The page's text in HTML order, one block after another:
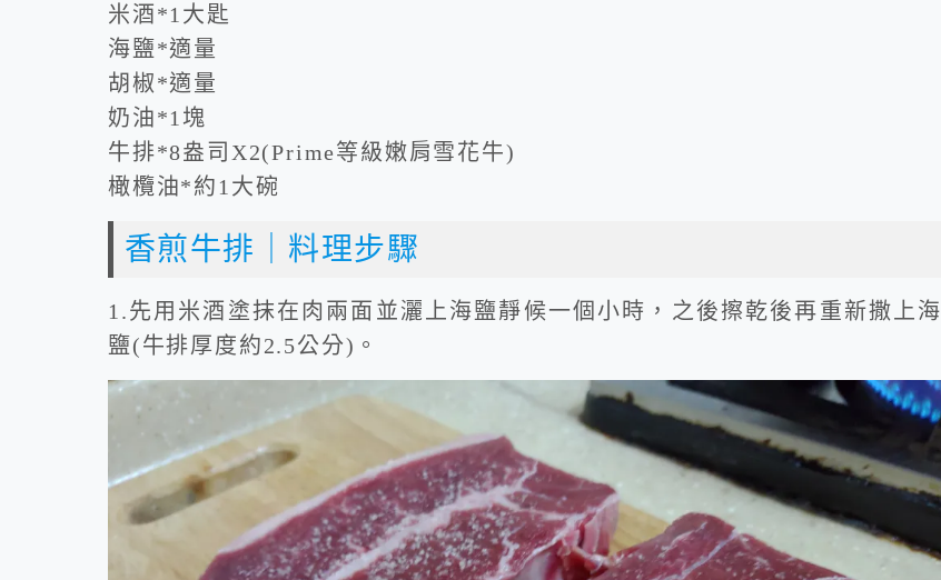
米酒*1大匙
海鹽*適量
胡椒*適量
奶油*1塊
牛排*8盎司X2(Prime等級嫩肩雪花牛)
橄欖油*約1大碗
香煎牛排｜料理步驟
1.先用米酒塗抹在肉兩面並灑上海鹽靜候一個小時，之後擦乾後再重新撒上海
鹽(牛排厚度約2.5公分)。